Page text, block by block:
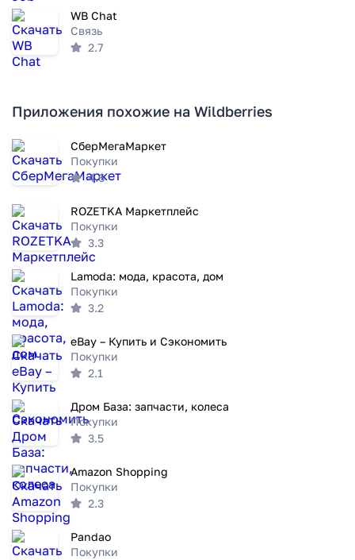
WB Chat
Связь
2.7
Приложения похожие на Wildberries
СберМегаМаркет
Покупки
4.6
ROZETKA Маркетплейс
Покупки
3.3
Lamoda: мода, красота, дом
Покупки
3.2
eBay – Купить и Сэкономить
Покупки
2.1
Дром База: запчасти, колеса
Покупки
3.5
Amazon Shopping
Покупки
2.3
Pandao
Покупки